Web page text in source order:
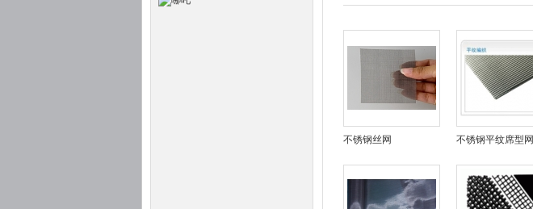
不锈钢丝网 不锈钢平纹席型网